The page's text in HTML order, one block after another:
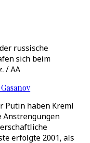
russische
sich beim
/ AA
Putin haben Kreml
Anstrengungen
erfolgte 2001, als